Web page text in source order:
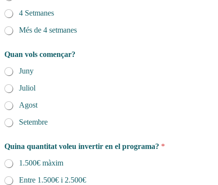
4 Setmanes
Més de 4 setmanes
Quan vols començar?
Juny
Juliol
Agost
Setembre
Quina quantitat voleu invertir en el programa? *
1.500€ màxim
Entre 1.500€ i 2.500€